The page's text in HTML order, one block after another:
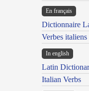
En français
Dictionnaire
Verbes italiens
In english
Latin
Italian Verbs